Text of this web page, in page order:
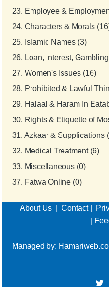
23. Employee &
24. Characters & Morals
25. Islamic Names (3)
26. Loan, Interest,
27. Women's Issues (16)
28. Prohibited & Lawful
29. Halaal & Haram In
30. Rights & Etiquette of
31. Azkaar & Supplications
32. Medical Treatment (6)
33. Miscellaneous (0)
37. Fatwa Online (0)
About Us Contact|
Managed by: